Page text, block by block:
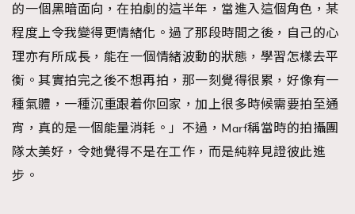
的一個黑暗面向，在拍劇的這半年，當進入這個角色，某
程度上令我變得更情緒化。過了那段時間之後，自己的心
理亦有所成長，能在一個情緒波動的狀態，學習怎樣去平
衡。其實拍完之後不想再拍，那一刻覺得很累，好像有一
種氣體，一種沉重跟着你回家，加上很多時候需要拍至通
宵，真的是一個能量消耗。」不過，Marf稱當時的拍攝團
隊太美好，令她覺得不是在工作，而是純粹見證彼此進
步。